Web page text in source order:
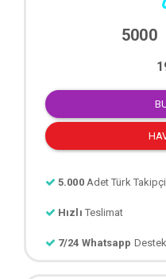
5000
5.000 Adet Türk Takipçi
Hızlı Teslimat
7/24 Whatsapp